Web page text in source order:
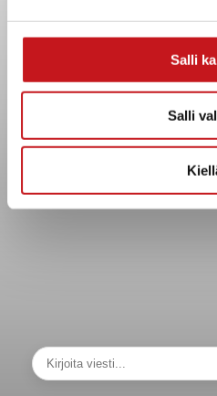
Salli
Salli
Asiakirjajulkisuuskuvaus
Tietosuoja
Tietosuojaselosteet
Päätöksenteko ja